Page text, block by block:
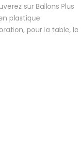
sur Ballons Plus
plastique
pour la table, la